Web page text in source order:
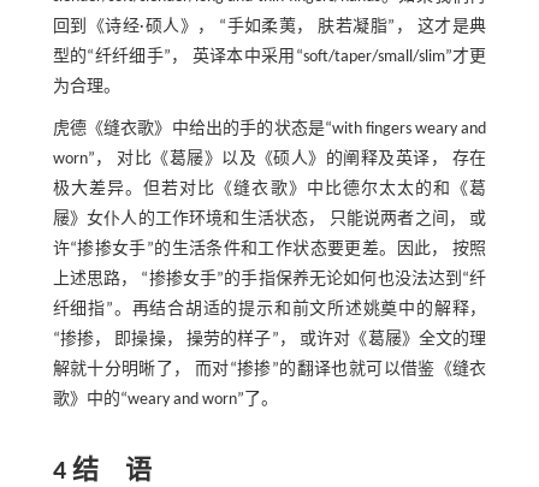
回到《诗经·硕人》， “手如柔荑， 肤若凝脂”， 这才是典
型的“纤纤细手”， 英译本中采用“soft/taper/small/slim”才更
为合理。
虎德《缝衣歌》中给出的手的状态是“with fingers weary and
worn”， 对比《葛屦》以及《硕人》的阐释及英译， 存在
极大差异。但若对比《缝衣歌》中比德尔太太的和《葛
屦》女仆人的工作环境和生活状态， 只能说两者之间， 或
许“掺掺女手”的生活条件和工作状态要更差。因此， 按照
上述思路， “掺掺女手”的手指保养无论如何也没法达到“纤
纤细指”。再结合胡适的提示和前文所述姚奠中的解释，
“掺掺， 即操操， 操劳的样子”， 或许对《葛屦》全文的理
解就十分明晰了， 而对“掺掺”的翻译也就可以借鉴《缝衣
歌》中的“weary and worn”了。
4 结 语